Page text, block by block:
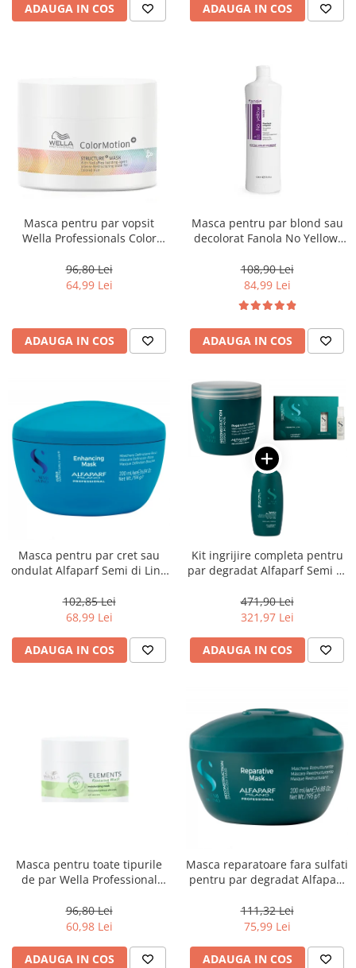
ADAUGA IN COS ADAUGA IN COS
Masca pentru par vopsit
Wella Professionals Color
96,80 Lei
64,99 Lei
ADAUGA IN COS
Masca pentru par blond sau
decolorat Fanola No Yellow,
108,90 Lei
84,99 Lei
ADAUGA IN COS
Masca pentru par cret sau
ondulat Alfaparf Semi di Lino
102,85 Lei
68,99 Lei
ADAUGA IN COS
Kit ingrijire completa pentru
par degradat Alfaparf Semi di
Reparative, Salon Size
471,90 Lei
321,97 Lei
ADAUGA IN COS
Masca pentru toate tipurile
de par Wella Professional
96,80 Lei
60,98 Lei
ADAUGA IN COS
Masca reparatoare fara sulfati
pentru par degradat Alfaparf
Reconstruction, 200 ml
111,32 Lei
75,99 Lei
ADAUGA IN COS